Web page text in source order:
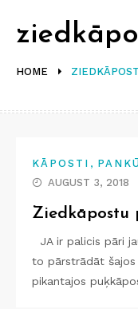
HOME
KĀPOSTI ,
AUGUST 3, 2018
Ziedkāpostu
JA ir palicis pāri
to pārstrādāt šajos
pikantajos